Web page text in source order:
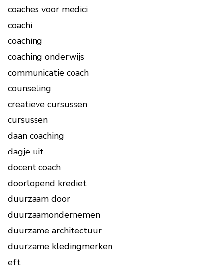
coaches voor medici
coachi
coaching
coaching onderwijs
communicatie coach
counseling
creatieve cursussen
cursussen
daan coaching
dagje uit
docent coach
doorlopend krediet
duurzaam door
duurzaamondernemen
duurzame architectuur
duurzame kledingmerken
eft